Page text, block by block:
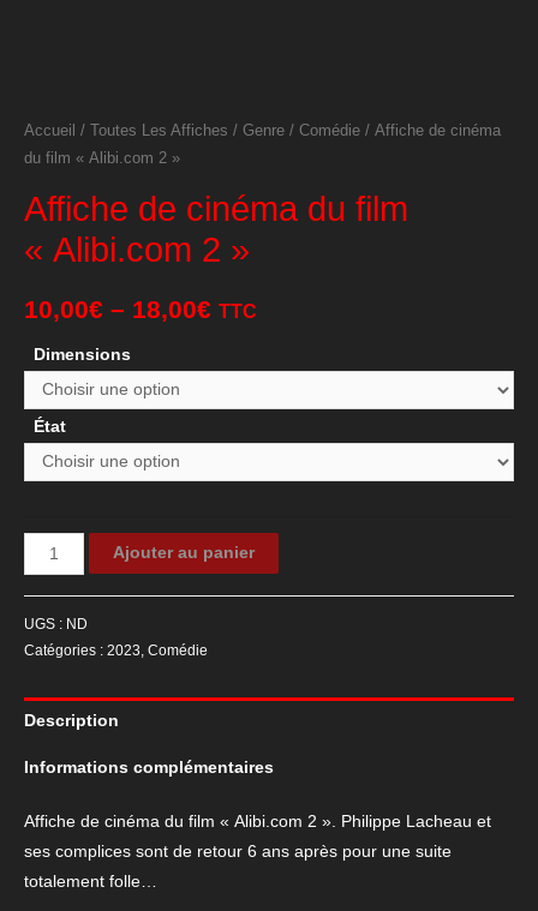
Accueil / Toutes Les Affiches / Genre / Comédie / Affiche de cinéma
du film « Alibi.com 2 »
Affiche de cinéma du film
« Alibi.com 2 »
10,00€ – 18,00€ TTC
Dimensions
État
quantité
de
du
film
"Alibi.com
Ajouter au panier
UGS : ND
Catégories : 2023, Comédie
Description
Informations complémentaires
Affiche de cinéma du film « Alibi.com 2 ». Philippe Lacheau et
ses complices sont de retour 6 ans après pour une suite
totalement folle…